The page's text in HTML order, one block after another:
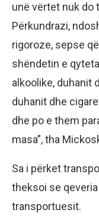
unë vërtet nuk do
Përkundrazi,
rigoroze, sepse
shëndetin e
alkoolike, duhanit
duhanit dhe
dhe po e them
masa”, tha
Sa i përket
theksoi se
transportuesit.